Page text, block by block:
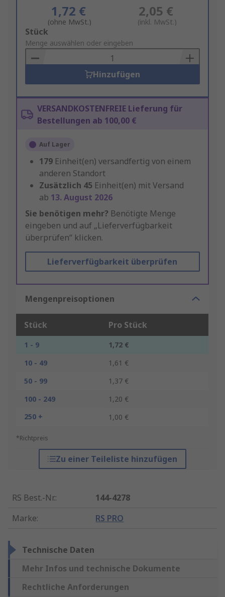
1,72 €
(ohne MwSt.)
2,05 €
(inkl. MwSt.)
Add
to
Basket
Stück
Menge auswählen oder eingeben
Hinzufügen
VERSANDKOSTENFREIE Lieferung für
Bestellungen ab 100,00 €
Auf Lager
179 Einheit(en) versandfertig von einem
anderen Standort
Zusätzlich 45 Einheit(en) mit Versand
ab 13. August 2026
Sie benötigen mehr? Benötigte Menge
eingeben und auf „Lieferverfügbarkeit
überprüfen“ klicken.
Lieferverfügbarkeit überprüfen
Mengenpreisoptionen
Stück Pro Stück
1 - 9
1,72 €
10 - 49
1,61 €
50 - 99
1,37 €
100 - 249
1,20 €
250 +
1,00 €
*Richtpreis
Zu einer Teileliste hinzufügen
RS Best.-Nr.:
144-4278
Marke: RS PRO
Technische Daten
Mehr Infos und technische Dokumente
Rechtliche Anforderungen